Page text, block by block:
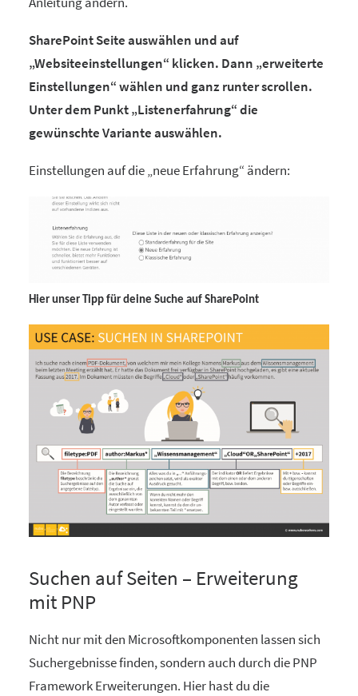
SharePoint Seite auswählen und auf
„Websiteeinstellungen“ klicken. Dann „erweiterte
Einstellungen“ wählen und ganz runter scrollen.
Unter dem Punkt „Listenerfahrung“ die
gewünschte Variante auswählen.
Einstellungen auf die „neue Erfahrung“ ändern:
Hier unser Tipp für deine Suche auf SharePoint
Suchen auf Seiten – Erweiterung
mit PNP
Nicht nur mit den Microsoftkomponenten lassen sich
Suchergebnisse finden, sondern auch durch die PNP
Framework Erweiterungen. Hier hast du die